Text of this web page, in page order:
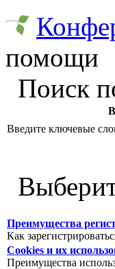
помощи
Поиск
Введите ключевые
Преимущества
Как
Cookies и их
Преимущества